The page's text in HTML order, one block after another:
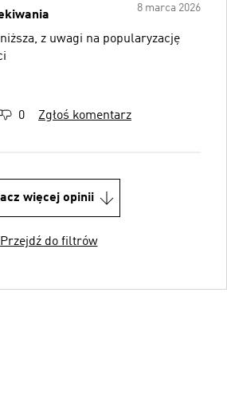
8 marca 2026
z uwagi na popularyzację
0 Zgłoś komentarz
więcej opinii
Przejdź do filtrów